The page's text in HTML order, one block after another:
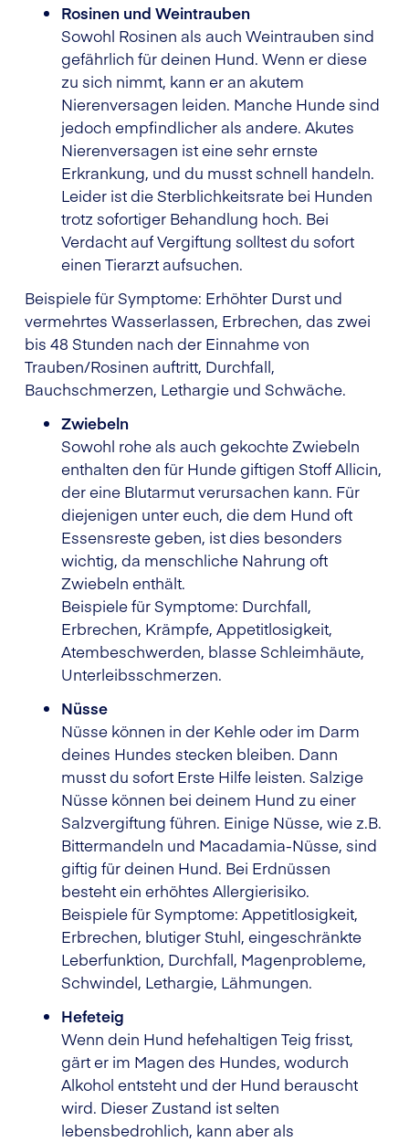
Rosinen und Weintrauben
Sowohl Rosinen als auch Weintrauben sind
gefährlich für deinen Hund. Wenn er diese
zu sich nimmt, kann er an akutem
Nierenversagen leiden. Manche Hunde sind
jedoch empfindlicher als andere. Akutes
Nierenversagen ist eine sehr ernste
Erkrankung, und du musst schnell handeln.
Leider ist die Sterblichkeitsrate bei Hunden
trotz sofortiger Behandlung hoch. Bei
Verdacht auf Vergiftung solltest du sofort
einen Tierarzt aufsuchen.
Beispiele für Symptome: Erhöhter Durst und
vermehrtes Wasserlassen, Erbrechen, das zwei
bis 48 Stunden nach der Einnahme von
Trauben/Rosinen auftritt, Durchfall,
Bauchschmerzen, Lethargie und Schwäche.
Zwiebeln
Sowohl rohe als auch gekochte Zwiebeln
enthalten den für Hunde giftigen Stoff Allicin,
der eine Blutarmut verursachen kann. Für
diejenigen unter euch, die dem Hund oft
Essensreste geben, ist dies besonders
wichtig, da menschliche Nahrung oft
Zwiebeln enthält.
Beispiele für Symptome: Durchfall,
Erbrechen, Krämpfe, Appetitlosigkeit,
Atembeschwerden, blasse Schleimhäute,
Unterleibsschmerzen.
Nüsse
Nüsse können in der Kehle oder im Darm
deines Hundes stecken bleiben. Dann
musst du sofort Erste Hilfe leisten. Salzige
Nüsse können bei deinem Hund zu einer
Salzvergiftung führen. Einige Nüsse, wie z.B.
Bittermandeln und Macadamia-Nüsse, sind
giftig für deinen Hund. Bei Erdnüssen
besteht ein erhöhtes Allergierisiko.
Beispiele für Symptome: Appetitlosigkeit,
Erbrechen, blutiger Stuhl, eingeschränkte
Leberfunktion, Durchfall, Magenprobleme,
Schwindel, Lethargie, Lähmungen.
Hefeteig
Wenn dein Hund hefehaltigen Teig frisst,
gärt er im Magen des Hundes, wodurch
Alkohol entsteht und der Hund berauscht
wird. Dieser Zustand ist selten
lebensbedrohlich, kann aber als